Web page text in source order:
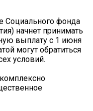
Социального фонда
начнет принимать
выплату с 1 июня
могут обратиться
условий.